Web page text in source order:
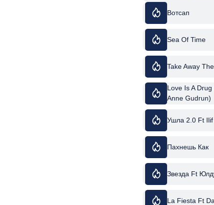
Вотсап
Sea Of Time
Take Away
Love Is A
Anne Gudrun)
Ушла 2.0 Ft Ilif
Пахнешь Как
Звезда Ft
La Fiesta Ft